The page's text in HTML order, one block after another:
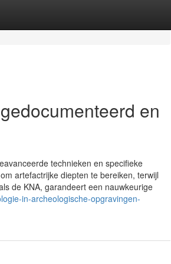
en
technieken en specifieke
artefactrijke diepten te bereiken, terwijl
de KNA, garandeert een nauwkeurige
in-archeologische-opgravingen-